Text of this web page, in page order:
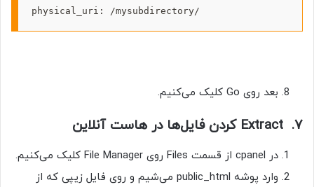
physical_uri: /mysubdirectory/
بعد روی Go کلیک می‌کنیم.
۷. Extract کردن فایل‌ها در هاست آنلاین
در cpanel از قسمت Files روی File Manager کلیک می‌کنیم.
وارد پوشه public_html می‌شیم و روی فایل زیپی که از